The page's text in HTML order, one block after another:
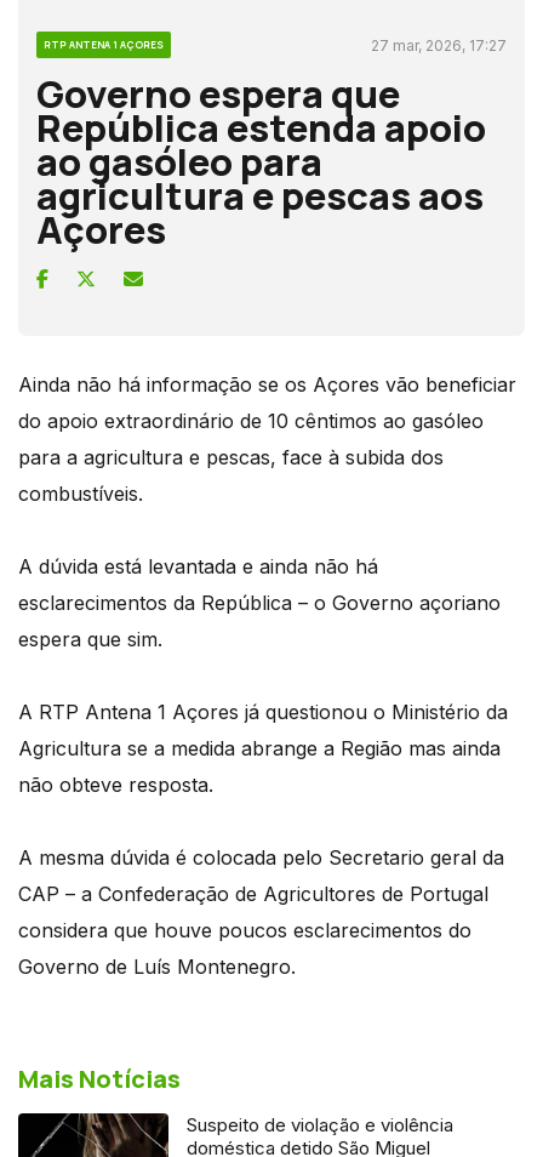
RTP ANTENA 1 AÇORES 27 mar, 2026, 17:27
Governo espera que
República estenda apoio
ao gasóleo para
agricultura e pescas aos
Açores
Ainda não há informação se os Açores vão beneficiar
do apoio extraordinário de 10 cêntimos ao gasóleo
para a agricultura e pescas, face à subida dos
combustíveis.
A dúvida está levantada e ainda não há
esclarecimentos da República – o Governo açoriano
espera que sim.
A RTP Antena 1 Açores já questionou o Ministério da
Agricultura se a medida abrange a Região mas ainda
não obteve resposta.
A mesma dúvida é colocada pelo Secretario geral da
CAP – a Confederação de Agricultores de Portugal
considera que houve poucos esclarecimentos do
Governo de Luís Montenegro.
Mais Notícias
Suspeito de violação e violência
doméstica detido São Miguel